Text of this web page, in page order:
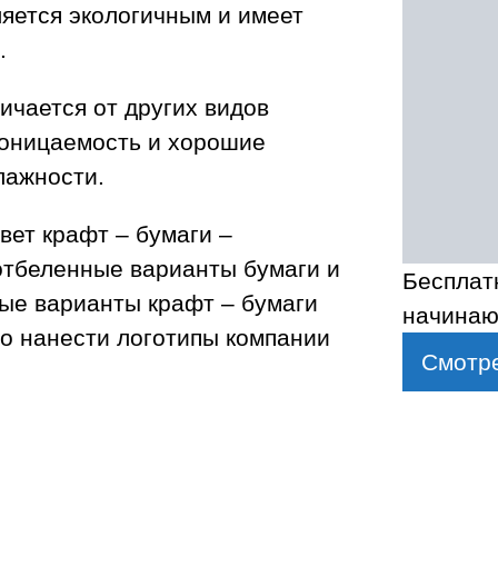
экологичным и имеет
от других видов
и хорошие
крафт – бумаги –
варианты бумаги и
варианты крафт – бумаги
нанести логотипы компании